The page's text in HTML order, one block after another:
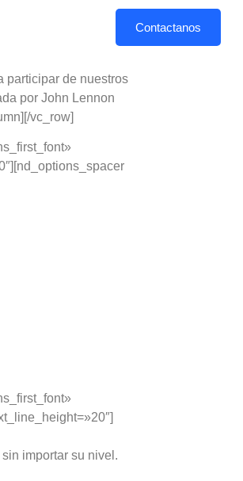
Contactanos
participar de nuestros
por John Lennon
vc_row]
importar su nivel.